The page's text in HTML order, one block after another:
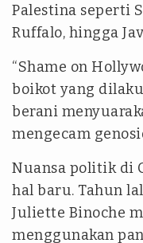
Palestina seperti
Ruffalo, hingga
“Shame on
boikot yang
berani
mengecam
Nuansa politik di
hal baru. Tahun
Juliette Binoche
menggunakan